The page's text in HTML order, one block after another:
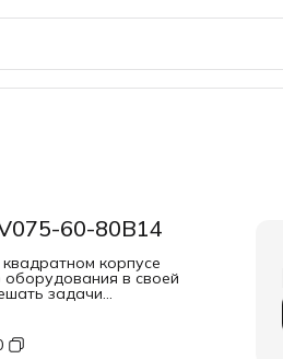
60-80B14
корпусе
оборудования в своей
задачи
- подъемники,
ворот и пр.
малым весом при